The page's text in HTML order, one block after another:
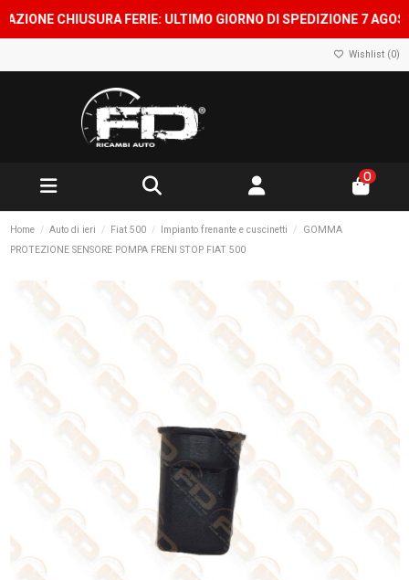
CHIUSURA FERIE: ULTIMO GIORNO DI SPEDIZIONE 7
Wishlist (0)
0
Home Auto di ieri Fiat 500 Impianto frenante e cuscinetti
GOMMA
PROTEZIONE SENSORE POMPA FRENI STOP FIAT 500